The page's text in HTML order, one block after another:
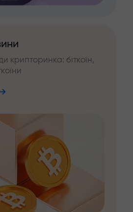
крипторинка: біткоїн,